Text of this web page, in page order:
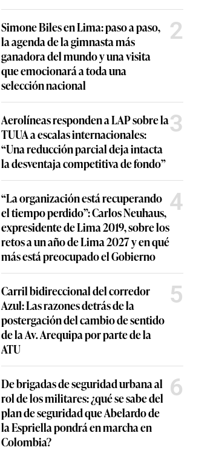
Simone Biles en Lima: paso a paso,
la agenda de la gimnasta más
ganadora del mundo y una visita
que emocionará a toda una
selección nacional
2
Aerolíneas responden a LAP sobre la
TUUA a escalas internacionales:
“Una reducción parcial deja intacta
la desventaja competitiva de fondo”
3
“La organización está recuperando
el tiempo perdido”: Carlos Neuhaus,
expresidente de Lima 2019, sobre los
retos a un año de Lima 2027 y en qué
más está preocupado el Gobierno
4
Carril bidireccional del corredor
Azul: Las razones detrás de la
postergación del cambio de sentido
de la Av. Arequipa por parte de la
ATU
5
De brigadas de seguridad urbana al
rol de los militares: ¿qué se sabe del
plan de seguridad que Abelardo de
la Espriella pondrá en marcha en
Colombia?
6